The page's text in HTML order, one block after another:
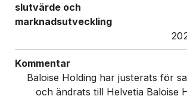
slutvärde och
marknadsutveckling
Kommentar
Baloise Holding har justerats för
och ändrats till Helvetia Baloise